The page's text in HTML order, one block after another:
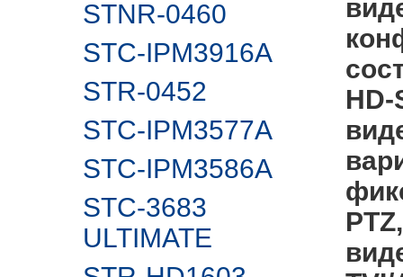
STNR-0460
STC-IPM3916A
STR-0452
STC-IPM3577A
STC-IPM3586A
STC-3683
ULTIMATE